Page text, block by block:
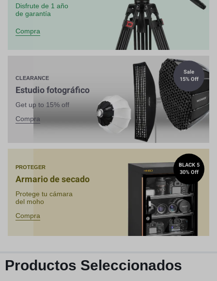
Disfrute de 1 año
de garantía
Compra
CLEARANCE
Estudio fotográfico
Get up to 15% off
Compra
Sale
15% Off
PROTEGER
Armario de secado
Protege tu cámara
del moho
Compra
BLACK 5
30% Off
Productos Seleccionados